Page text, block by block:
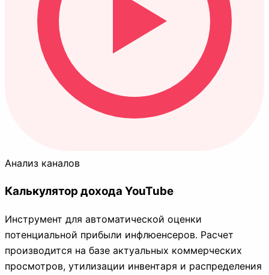
Анализ каналов
Калькулятор дохода YouTube
Инструмент для автоматической оценки
потенциальной прибыли инфлюенсеров. Расчет
производится на базе актуальных коммерческих
просмотров, утилизации инвентаря и распределения